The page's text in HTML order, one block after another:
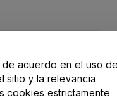
Datos de la Empresa
de losTérminos y
Política de Cookies
de acuerdo en el uso
sitio y la relevancia
cookies estrictamente